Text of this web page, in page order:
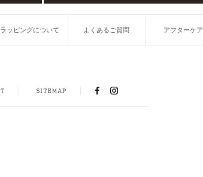
ラッピングについて よくあるご質問 アフターケア